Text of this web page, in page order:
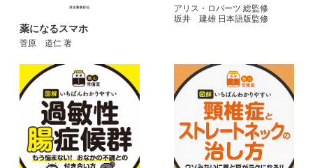
薬になるスマホ
菅原 道仁 著
アリス・ロバーツ 総監修
坂井 建雄 日本語版監修